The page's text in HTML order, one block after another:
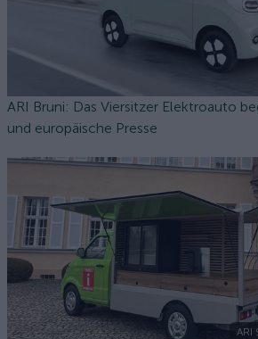
ARI Bruni: Das Viersitzer Elektroauto
und europäische Presse
ARI